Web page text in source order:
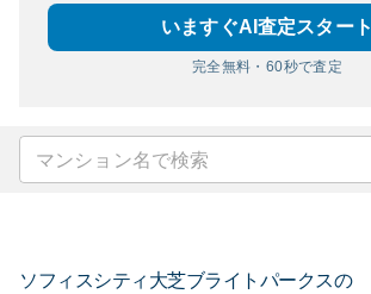
いますぐAI査定スタート
完全無料・60秒で査定
ソフィスシティ大芝ブライトパークスの